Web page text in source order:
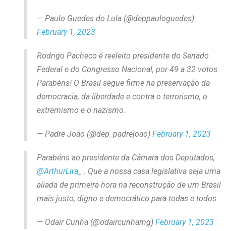
— Paulo Guedes do Lula (@deppauloguedes)
February 1, 2023
Rodrigo Pacheco é reeleito presidente do Senado
Federal e do Congresso Nacional, por 49 a 32 votos.
Parabéns! O Brasil segue firme na preservação da
democracia, da liberdade e contra o terrorismo, o
extremismo e o nazismo.
— Padre João (@dep_padrejoao) February 1, 2023
Parabéns ao presidente da Câmara dos Deputados,
@ArthurLira_
. Que a nossa casa legislativa seja uma
aliada de primeira hora na reconstrução de um Brasil
mais justo, digno e democrático para todas e todos.
— Odair Cunha (@odaircunhamg) February 1, 2023